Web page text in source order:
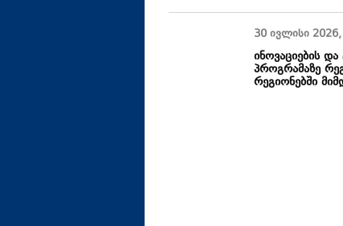
30 ივლისი 2026,
ინოვაციების
პროგრამაზე
რეგიონებში